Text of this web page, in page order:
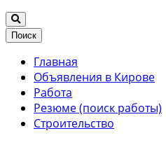
Поиск
Главная
Объявления в Кирове
Работа
Резюме (поиск работы)
Строительство